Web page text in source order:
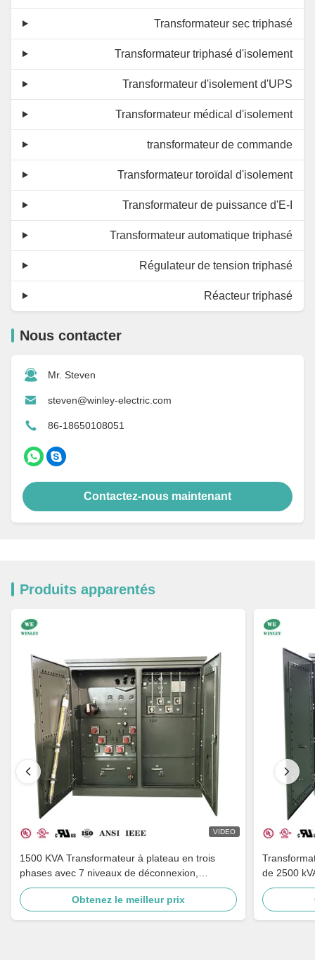
Transformateur sec triphasé
Transformateur triphasé d'isolement
Transformateur d'isolement d'UPS
Transformateur médical d'isolement
transformateur de commande
Transformateur toroïdal d'isolement
Transformateur de puissance d'E-I
Transformateur automatique triphasé
Régulateur de tension triphasé
Réacteur triphasé
Nous contacter
Mr. Steven
steven@winley-electric.com
86-18650108051
Contactez-nous maintenant
Produits apparentés
VIDEO
1500 KVA Transformateur à plateau en trois
phases avec 7 niveaux de déconnexion,
adaptation à plusieurs tensions et mise à la terre
Obtenez le meilleur prix
de 2500
ANSI C57